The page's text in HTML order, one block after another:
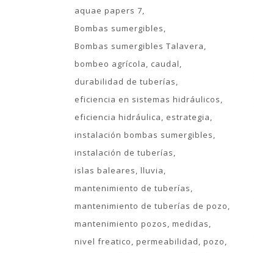
aquae papers 7
Bombas sumergibles
Bombas sumergibles Talavera
bombeo agrícola
caudal
durabilidad de tuberías
eficiencia en sistemas hidráulicos
eficiencia hidráulica
estrategia
instalación bombas sumergibles
instalación de tuberías
islas baleares lluvia
mantenimiento de tuberías
mantenimiento de tuberías de pozo
mantenimiento pozos medidas
nivel freatico permeabilidad pozo